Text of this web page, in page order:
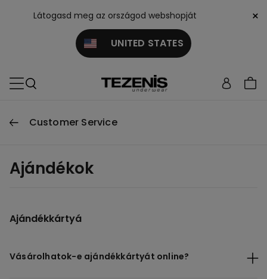
Látogasd meg az országod webshopját
UNITED STATES
×
Customer Service
Ajándékok
Ajándékkártyá
Vásárolhatok-e ajándékkártyát online?